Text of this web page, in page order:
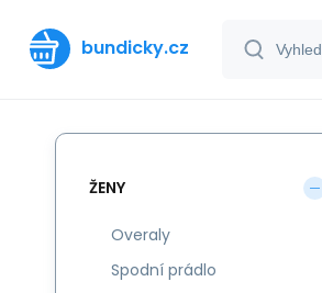
bundicky.cz
ŽENY
Overaly
Spodní prádlo